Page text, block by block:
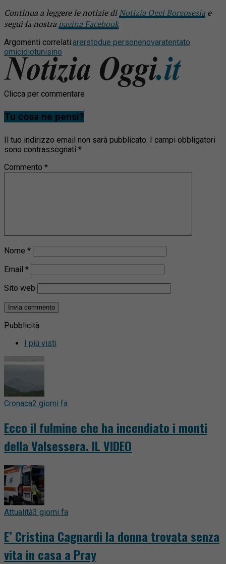
Continua a leggere le notizie diNotizia Oggi Borgosesia e
segui la nostra pagina Facebook
Argomenti correlati:arerstodue personenovaratentato
omicidiotunisino
Clicca per commentare
Tu cosa ne pensi?
Il tuo indirizzo email non sarà pubblicato. I campi obbligatori
sono contrassegnati *
Commento *
Nome *
Email *
Sito web
Pubblicità
I più visti
Cronaca2 giorni fa
Ecco il fulmine che ha incendiato i monti
della Valsessera. IL VIDEO
Attualità3 giorni fa
E’ Cristina Cagnardi la donna trovata senza
vita in casa a Pray